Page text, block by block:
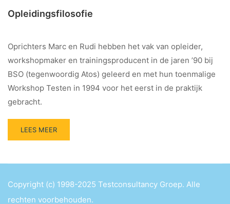
Opleidingsfilosofie
Oprichters Marc en Rudi hebben het vak van opleider,
workshopmaker en trainingsproducent in de jaren ’90 bij
BSO (tegenwoordig Atos) geleerd en met hun toenmalige
Workshop Testen in 1994 voor het eerst in de praktijk
gebracht.
LEES MEER
Copyright (c) 1998-2025 Testconsultancy Groep. Alle
rechten voorbehouden.